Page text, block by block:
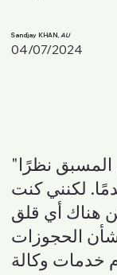
Sandjay KHAN,AU
04/07/2024
"كنت مترددًا جدًا أثناء التسجيل المسبق نظرًا
لكنني كنت
هناك أي قلق
الحجوزات
خدمات وكالة